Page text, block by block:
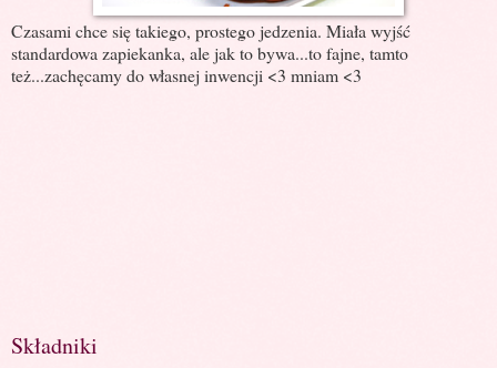
Czasami chce się takiego, prostego jedzenia. Miała wyjść
standardowa zapiekanka, ale jak to bywa...to fajne, tamto
też...zachęcamy do własnej inwencji <3 mniam <3
Składniki